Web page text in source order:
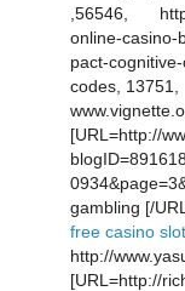
,56546,
online-casino-
pact-
codes, 13751,
[URL=http://
gambling [/
free casino
http://
[URL=http://